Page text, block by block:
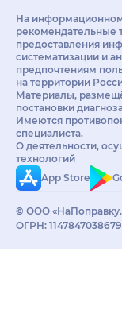
На
рекомендательные
предоставления
систематизации и
предпочтениям
на территории
Материалы,
постановки
Имеются
специалиста.
О деятельности,
технологий
App Store
© ООО
ОГРН: 1147847038679